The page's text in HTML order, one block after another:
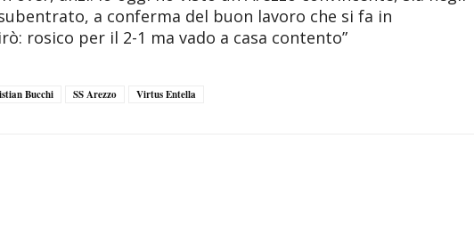
a conferma del buon lavoro che si fa in
rosico per il 2-1 ma vado a casa contento”
Bucchi SS Arezzo Virtus Entella